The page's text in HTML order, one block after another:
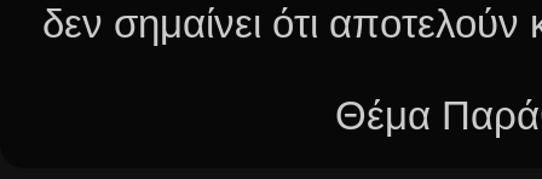
δεν σημαίνει ότι
Θέμα